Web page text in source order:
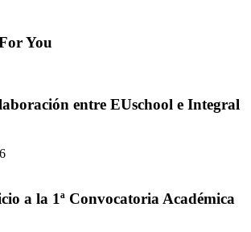
You
entre EUschool e Integral
a la 1ª Convocatoria Académica